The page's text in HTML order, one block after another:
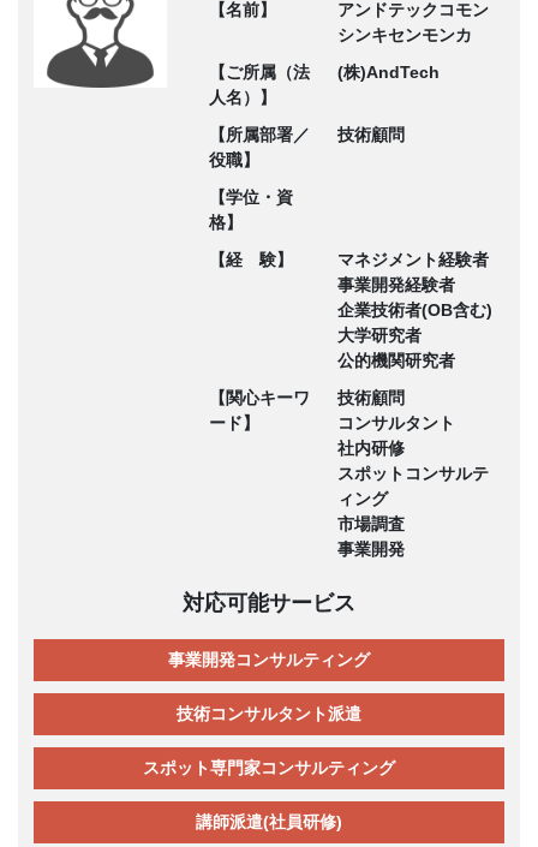
【名前】
アンドテックコモン
シンキセンモンカ
【ご所属（法
人名）】
(株)AndTech
【所属部署／
役職】
技術顧問
【学位・資
格】
【経 験】
マネジメント経験者
事業開発経験者
企業技術者(OB含む)
大学研究者
公的機関研究者
【関心キーワ
ード】
技術顧問
コンサルタント
社内研修
スポットコンサルテ
ィング
市場調査
事業開発
対応可能サービス
事業開発コンサルティング
技術コンサルタント派遣
スポット専門家コンサルティング
講師派遣(社員研修)